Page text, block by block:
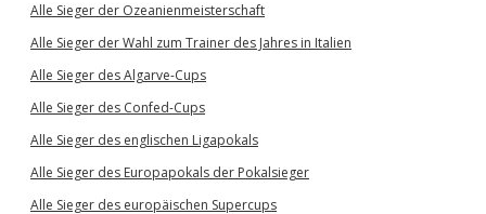
Alle Sieger der Ozeanienmeisterschaft
Alle Sieger der Wahl zum Trainer des Jahres in Italien
Alle Sieger des Algarve-Cups
Alle Sieger des Confed-Cups
Alle Sieger des englischen Ligapokals
Alle Sieger des Europapokals der Pokalsieger
Alle Sieger des europäischen Supercups